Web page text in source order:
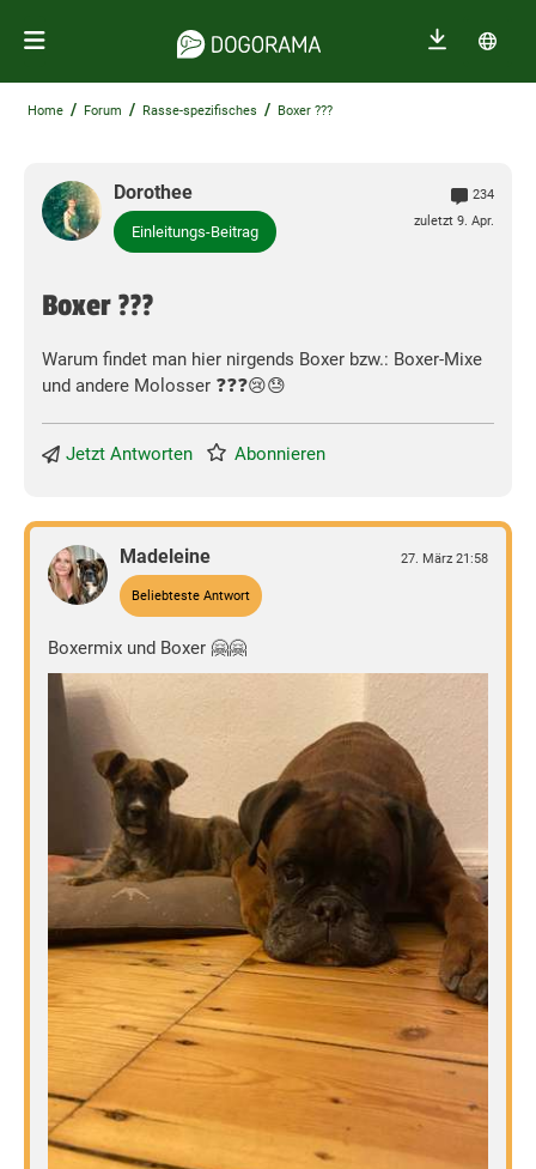
Home / Forum / Rasse-spezifisches / Boxer ???
Dorothee
Einleitungs-Beitrag
234
zuletzt 9. Apr.
Boxer ???
Warum findet man hier nirgends Boxer bzw.: Boxer-Mixe
und andere Molosser ❓❓❓😢😓
Jetzt Antworten Abonnieren
Madeleine
Beliebteste Antwort
27. März 21:58
Boxermix und Boxer 🤗🤗